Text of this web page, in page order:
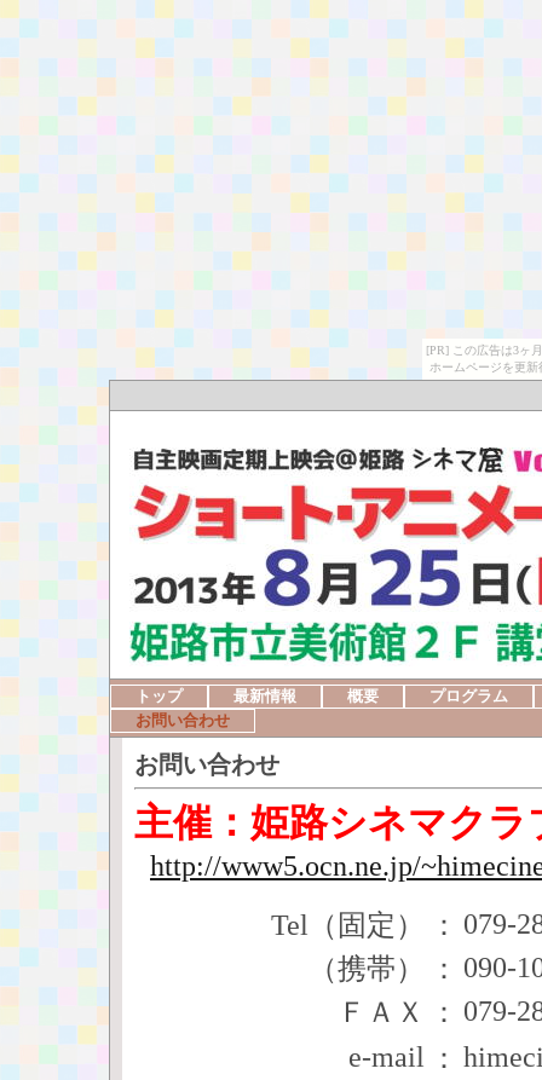
[PR] この広告は3ヶ
ホームページを更
トップ 最新情報 概要
プログラム
お問い合わせ
お問い合わせ
主催：姫路シネマクラ
http://www5.ocn.ne.jp/
Tel（固定）
： 079-
（携帯）
： 090-
ＦＡＸ
： 079-
e-mail ：